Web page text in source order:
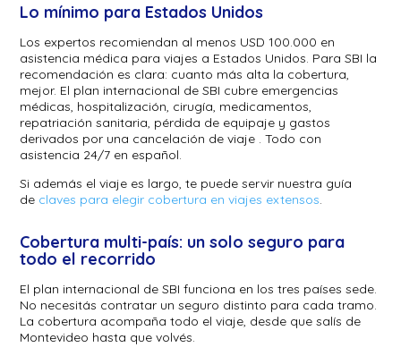
Lo mínimo para Estados Unidos
Los expertos recomiendan al menos USD 100.000 en
asistencia médica para viajes a Estados Unidos. Para SBI la
recomendación es clara: cuanto más alta la cobertura,
mejor. El plan internacional de SBI cubre emergencias
médicas, hospitalización, cirugía, medicamentos,
repatriación sanitaria, pérdida de equipaje y gastos
derivados por una cancelación de viaje . Todo con
asistencia 24/7 en español.
Si además el viaje es largo, te puede servir nuestra guía
de claves para elegir cobertura en viajes extensos
Cobertura multi-país: un solo seguro para
todo el recorrido
El plan internacional de SBI funciona en los tres países sede.
No necesitás contratar un seguro distinto para cada tramo.
La cobertura acompaña todo el viaje, desde que salís de
Montevideo hasta que volvés.